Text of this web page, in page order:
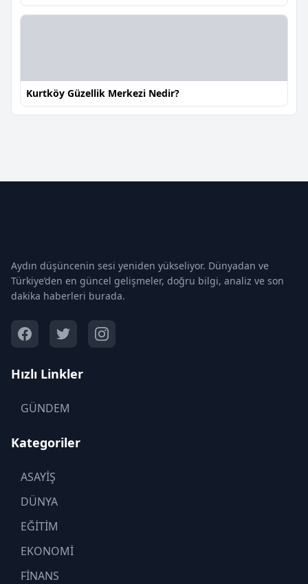
Kurtköy Güzellik Merkezi Nedir?
Aydın düşüncenin sesi yeniden yükseliyor. Dünyadan ve
Türkiye’den en güncel gelişmeler, doğru bilgi, analiz ve son
dakika haberleri burada.
Hızlı Linkler
GÜNDEM
Kategoriler
ASAYİŞ
DÜNYA
EĞİTİM
EKONOMİ
FİNANS